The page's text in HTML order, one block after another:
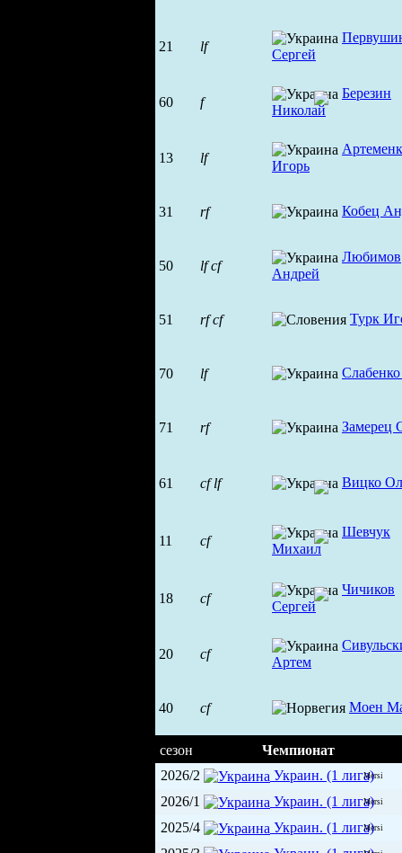
21 lf
Сергей
60 f
Березин
Николай
13 lf
Игорь
31 rf Кобец
50 lf cf
Любимов
Андрей
51 rf cf Турк
70 lf
71 rf Замерец
61 cf lf Вицко
11 cf
Шевчук
Михаил
18 cf
Чичиков
Сергей
20 cf
Артем
40 cf Моен
сезон
Чемпионат
2026/2
Украин. (1 лига)Mersi
2026/1 Украин. (1 лига)Mersi
2025/4 Украин. (1 лига)Mersi